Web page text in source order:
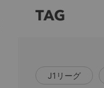
TAG
J1リーグ